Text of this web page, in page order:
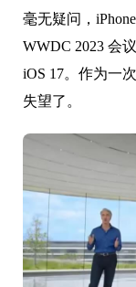
毫无疑问，
WWDC 2023 会
iOS 17。作为一
失望了。